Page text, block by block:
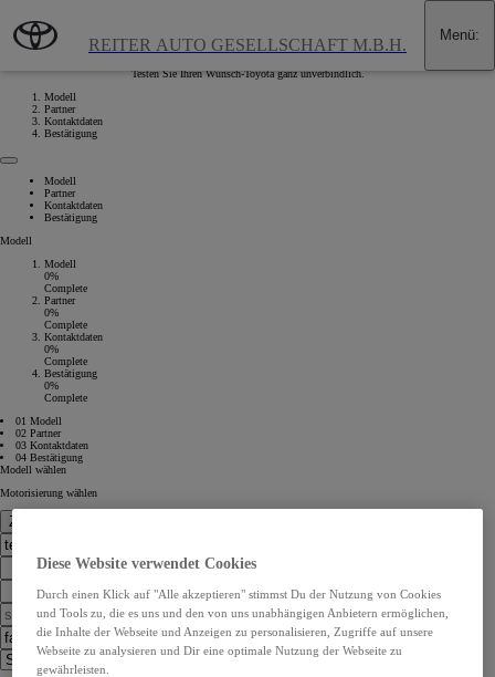
REITER AUTO GESELLSCHAFT M.B.H. Menü:
Probefahrt vereinbaren
Testen Sie Ihren Wunsch-Toyota ganz unverbindlich.
Modell
Partner
Kontaktdaten
Bestätigung
Modell
Partner
Kontaktdaten
Bestätigung
Modell
Modell
0%
Complete
Partner
0%
Complete
Kontaktdaten
0%
Complete
Bestätigung
0%
Complete
01 Modell
02 Partner
03 Kontaktdaten
04 Bestätigung
Modell wählen
Motorisierung wählen
Zur Standortwahl
Diese Website verwendet Cookies
Durch einen Klick auf "Alle akzeptieren" stimmst Du der Nutzung von Cookies
und Tools zu, die es uns und den von uns unabhängigen Anbietern ermöglichen,
die Inhalte der Webseite und Anzeigen zu personalisieren, Zugriffe auf unsere
Webseite zu analysieren und Dir eine optimale Nutzung der Webseite zu
gewährleisten.